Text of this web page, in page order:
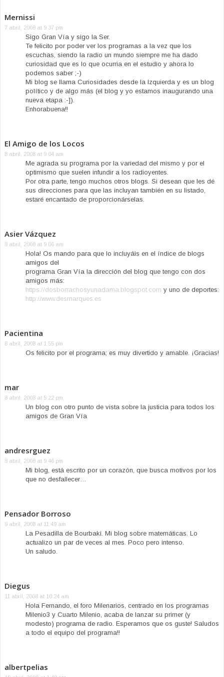
Mernissi
7 abril, 2008 at 9:37 pm
Sigo Gran Vía y sigo la Ser.
Te felicito por poder ver los programas a la vez que los
escuchas, siendo la radio un mundo siempre me ha dado
curiosidad que es lo que ocurria en el estudio y ahora lo
podemos saber ;-)
Mi blog se llama Curiosidades desde la Izquierda y es un blog
político y de algo más (el blog y yo estamos inaugurando una
nueva etapa :-]).
Enhorabuena!!
El Amigo de los Locos
8 abril, 2008 at 9:04 am
Me agrada su programa por la variedad del mismo y por el
optimismo que suelen infundir a los radioyentes.
Por otra parte, tengo muchos otros blogs. Si desean que les dé
sus direcciones para que las incluyan también en su listado,
estaré encantado de proporcionárselas.
Asier Vázquez
8 abril, 2008 at 9:06 am
Hola! Os mando para que lo incluyáis en el índice de blogs
amigos del
programa Gran Vía la dirección del blog que tengo con dos
amigos más:
https://dosborrachosyunadama.blogspot.com y uno de deportes:
http://www.desmarques.es
Pacientina
8 abril, 2008 at 1:55 pm
Os felicito por el programa; es muy divertido y amable. ¡Gracias!
mar
8 abril, 2008 at 5:22 pm
Un blog con otro punto de vista sobre la justicia para todos los
amigos de Gran Vía
andresrguez
8 abril, 2008 at 9:46 pm
Mi blog, está escrito por un corazón, que busca motivos por los
que no desfallecer…
Pensador Borroso
9 abril, 2008 at 11:49 am
La Pesadilla de Bourbaki. Mi blog sobre matemáticas. Lo
actualizo un par de veces al mes. Poco pero intenso.
Un saludo.
Diegus
11 abril, 2008 at 10:24 am
Hola Fernando, el foro Milenarios, centrado en los programas
Milenio3 y Cuarto Milenio, acaba de lanzar su primer (y
modesto) programa de radio. Esperamos que os guste! Saludos
a todo el equipo del programa!!
albertpelias